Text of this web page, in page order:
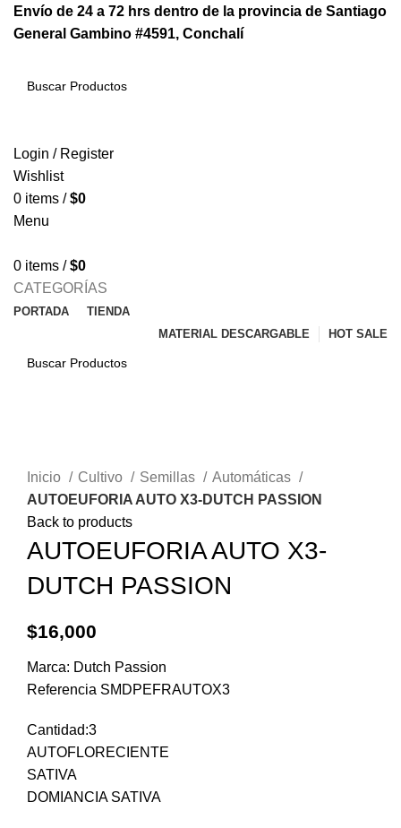
Envío de 24 a 72 hrs dentro de la provincia de Santiago
General Gambino #4591, Conchalí
Login / Register
Wishlist
0 items / $0
Menu
0 items / $0
CATEGORÍAS
PORTADA
TIENDA
MATERIAL DESCARGABLE
HOT SALE
Inicio
Cultivo Semillas
Automáticas
AUTOEUFORIA AUTO X3-DUTCH PASSION
Back to products
AUTOEUFORIA AUTO X3-
DUTCH PASSION
$16,000
Marca: Dutch Passion
Referencia SMDPEFRAUTOX3
Cantidad:3
AUTOFLORECIENTE
SATIVA
DOMIANCIA SATIVA